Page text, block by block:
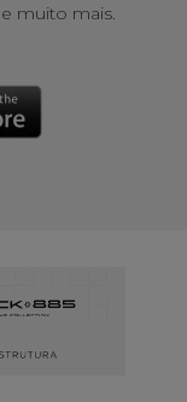
muito mais.